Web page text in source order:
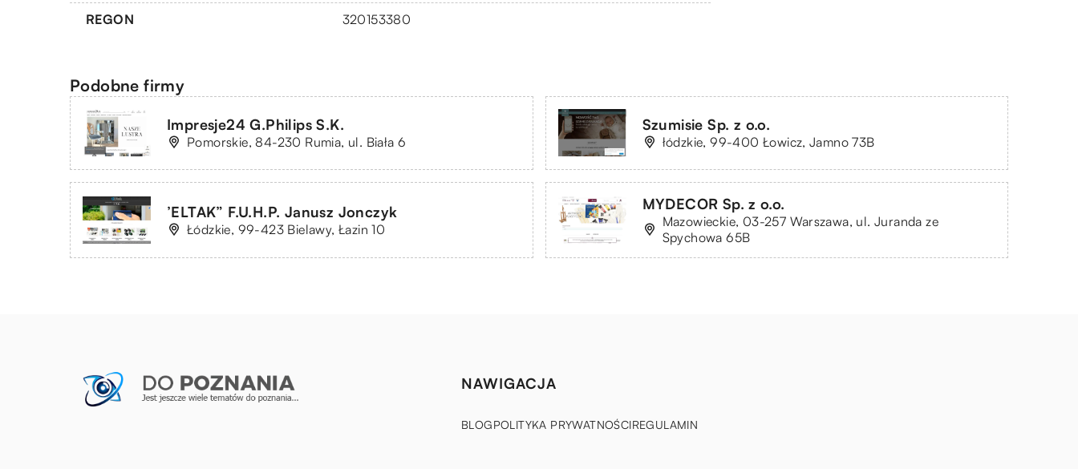
REGON 320153380
Podobne firmy
Impresje24 G.Philips S.K.
Pomorskie, 84-230 Rumia, ul. Biała 6
Szumisie Sp. z o.o.
łódzkie, 99-400 Łowicz, Jamno 73B
’ELTAK” F.U.H.P. Janusz Jonczyk
Łódzkie, 99-423 Bielawy, Łazin 10
MYDECOR Sp. z o.o.
Mazowieckie, 03-257 Warszawa, ul. Juranda ze
Spychowa 65B
NAWIGACJA
BLOGPOLITYKA PRYWATNOŚCIREGULAMIN